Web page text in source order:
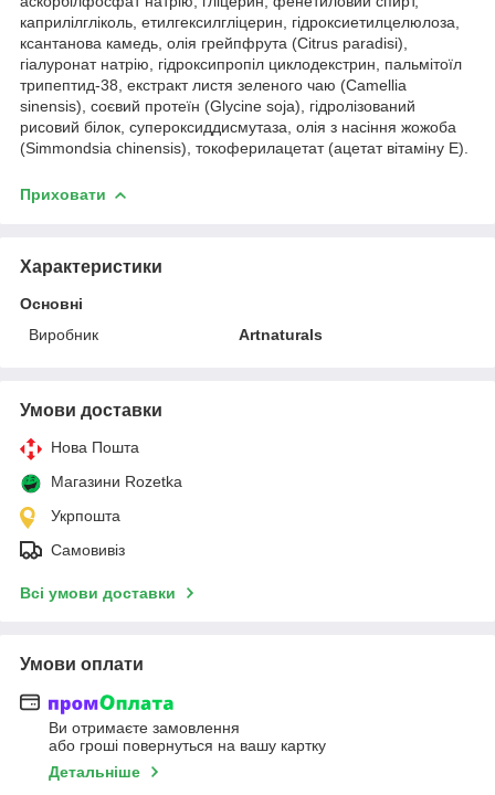
каприлілгліколь, етилгексилгліцерин, гідроксиетилцелюлоза,
ксантанова камедь, олія грейпфрута (Citrus paradisi),
гіалуронат натрію, гідроксипропіл циклодекстрин, пальмітоїл
трипептид-38, екстракт листя зеленого чаю (Camellia
sinensis), соєвий протеїн (Glycine soja), гідролізований
рисовий білок, супероксиддисмутаза, олія з насіння жожоба
(Simmondsia chinensis), токоферилацетат (ацетат вітаміну E).
Приховати
Характеристики
Основні
Виробник
Artnaturals
Умови доставки
Нова Пошта
Магазини Rozetka
Укрпошта
Самовивіз
Всі умови доставки
Умови оплати
Ви отримаєте замовлення
або гроші повернуться на вашу картку
Детальніше